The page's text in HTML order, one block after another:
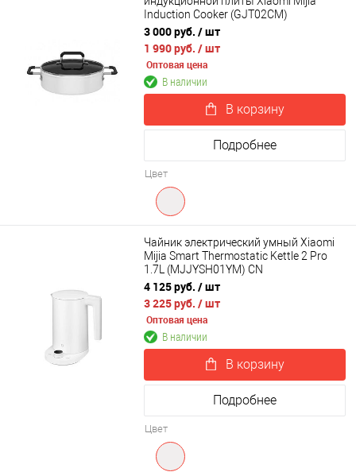
Induction Cooker (GJT02CM)
3 000 руб. / шт
1 990 руб. / шт
Оптовая цена
В наличии
В корзину
Подробнее
Цвет
Чайник электрический умный Xiaomi
Mijia Smart Thermostatic Kettle 2 Pro
1.7L (MJJYSH01YM) CN
4 125 руб. / шт
3 225 руб. / шт
Оптовая цена
В наличии
В корзину
Подробнее
Цвет